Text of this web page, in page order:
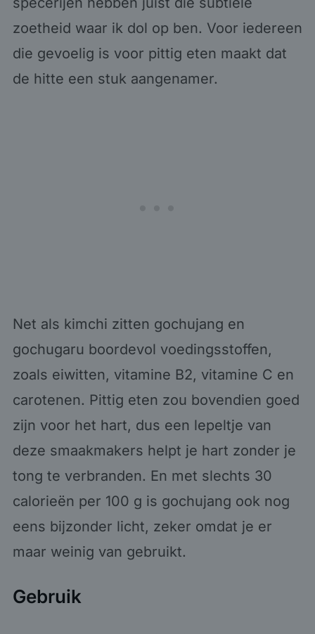
zoetheid waar ik dol op ben. Voor iedereen
die gevoelig is voor pittig eten maakt dat
de hitte een stuk aangenamer.
Net als kimchi zitten gochujang en
gochugaru boordevol voedingsstoffen,
zoals eiwitten, vitamine B2, vitamine C en
carotenen. Pittig eten zou bovendien goed
zijn voor het hart, dus een lepeltje van
deze smaakmakers helpt je hart zonder je
tong te verbranden. En met slechts 30
calorieën per 100 g is gochujang ook nog
eens bijzonder licht, zeker omdat je er
maar weinig van gebruikt.
Gebruik